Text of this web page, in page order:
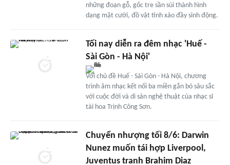
những đoạn gỗ, gốc tre sần sùi thành hình
dạng mặt cười, đồ vật tinh xảo đầy sinh động.
Tối nay diễn ra đêm nhạc 'Huế -
Sài Gòn - Hà Nội'
Với chủ đề Huế - Sài Gòn - Hà Nội, chương
trình âm nhạc kết nối ba miền gắn bó sâu sắc
với cuộc đời và di sản nghệ thuật của nhạc sĩ
tài hoa Trịnh Công Sơn.
Chuyển nhượng tối 8/6: Darwin
Nunez muốn tái hợp Liverpool,
Juventus tranh Brahim Diaz